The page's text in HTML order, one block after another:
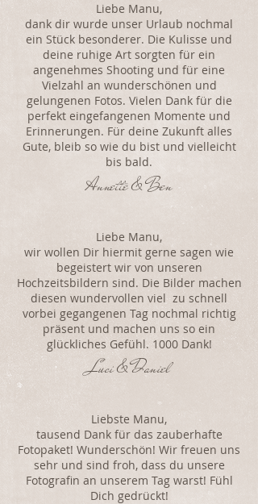
Liebe Manu,
dank dir wurde unser Urlaub nochmal
ein Stück besonderer. Die Kulisse und
deine ruhige Art sorgten für ein
angenehmes Shooting und für eine
Vielzahl an wunderschönen und
gelungenen Fotos. Vielen Dank für die
perfekt eingefangenen Momente und
Erinnerungen. Für deine Zukunft alles
Gute, bleib so wie du bist und vielleicht
bis bald.
Annette & Ben
Liebe Manu,
wir wollen Dir hiermit gerne sagen wie
begeistert wir von unseren
Hochzeitsbildern sind. Die Bilder machen
diesen wundervollen viel zu schnell
vorbei gegangenen Tag nochmal richtig
präsent und machen uns so ein
glückliches Gefühl. 1000 Dank!
Luci & Daniel
Liebste Manu,
tausend Dank für das zauberhafte
Fotopaket! Wunderschön! Wir freuen uns
sehr und sind froh, dass du unsere
Fotografin an unserem Tag warst! Fühl
Dich gedrückt!